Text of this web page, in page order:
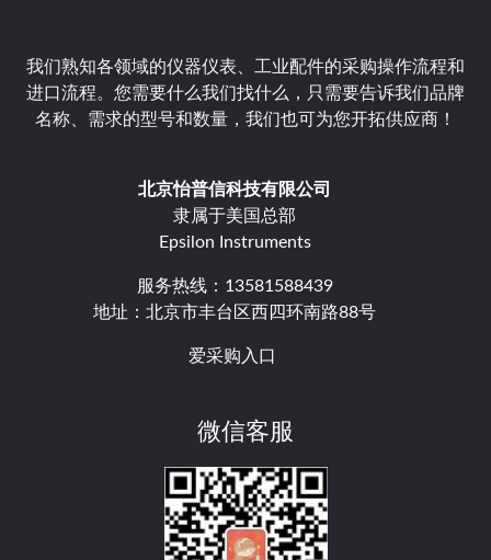
我们熟知各领域的仪器仪表、工业配件的采购操作流程和
进口流程。您需要什么我们找什么，只需要告诉我们品牌
名称、需求的型号和数量，我们也可为您开拓供应商！
北京怡普信科技有限公司
隶属于美国总部
Epsilon Instruments
服务热线：13581588439
地址：北京市丰台区西四环南路88号
爱采购入口
微信客服